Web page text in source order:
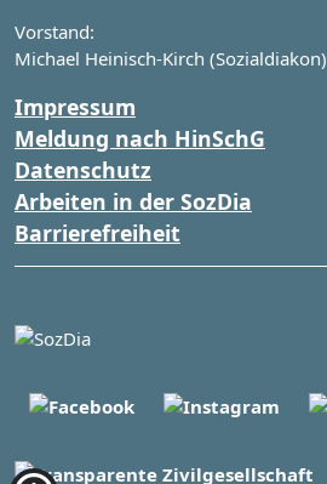
Vorstand:
Michael Heinisch-Kirch (Sozialdiakon)
Impressum
Meldung nach HinSchG
Datenschutz
Arbeiten in der SozDia
Barrierefreiheit